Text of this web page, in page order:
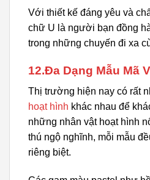
Với thiết kế đáng yêu và
chữ U là người bạn đồng
trong những chuyến đi xa
12.Đa Dạng Mẫu Mã
Thị trường hiện nay có rất
hoạt hình khác nhau để
những nhân vật hoạt hình
thú ngộ nghĩnh, mỗi mẫu
riêng biệt.